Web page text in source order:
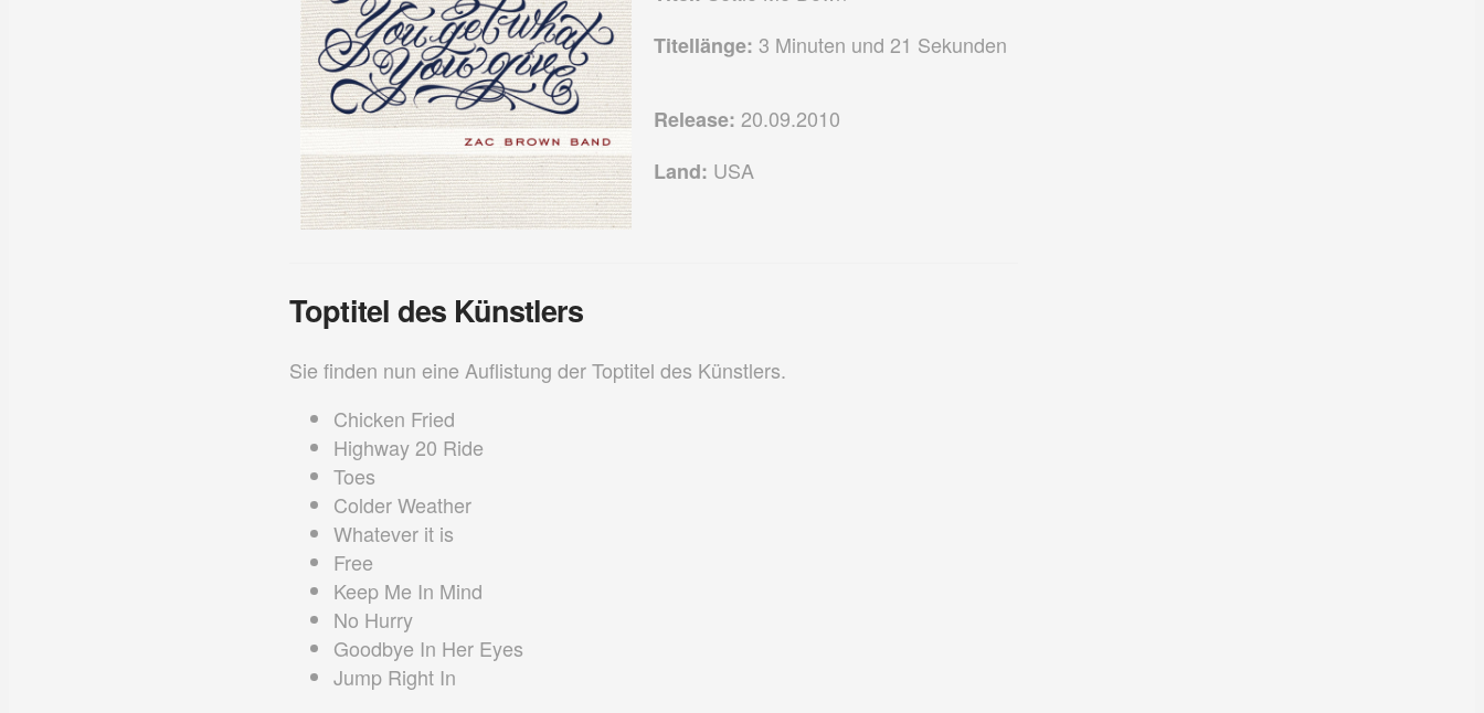
Titellänge: 3 Minuten und 21 Sekunden
Release: 20.09.2010
Land: USA
Toptitel des Künstlers
Sie finden nun eine Auflistung der Toptitel des Künstlers.
Chicken Fried
Highway 20 Ride
Toes
Colder Weather
Whatever it is
Free
Keep Me In Mind
No Hurry
Goodbye In Her Eyes
Jump Right In